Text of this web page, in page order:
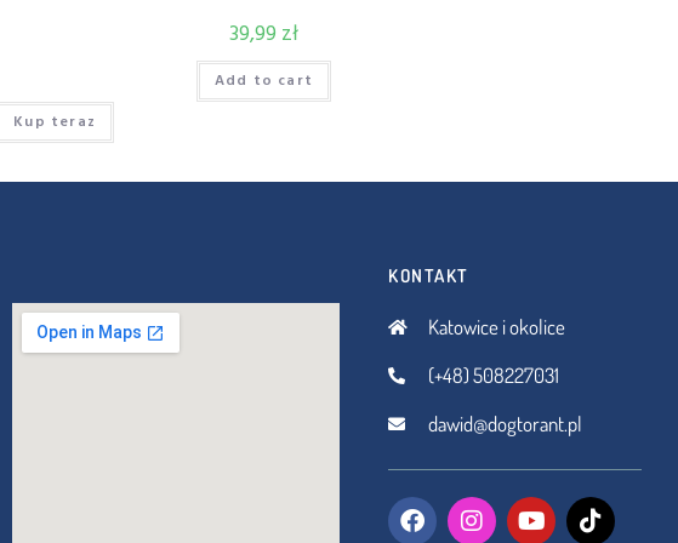
39,99 zł
Add to cart
Kup teraz
KONTAKT
Katowice i okolice
(+48) 508227031
dawid@dogtorant.pl